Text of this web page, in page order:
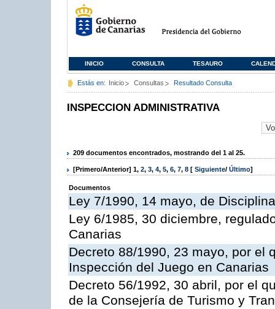
INICIO CONSULTA TESAURO
Estás en: Inicio Consultas Resultado Consulta
INSPECCION ADMINISTRATIVA
209 documentos encontrados, mostrando del 1 al 25.
[Primero/Anterior] 1, 2, 3, 4, 5, 6, 7, 8 [ Siguiente/ Último]
Documentos
Ley 7/1990, 14 mayo, de
Ley 6/1985, 30 diciembre,
Canarias
Decreto 88/1990, 23 mayo, por el
Inspección del Juego en Canarias
Decreto 56/1992, 30 abril, por el
de la Consejería de Turismo y